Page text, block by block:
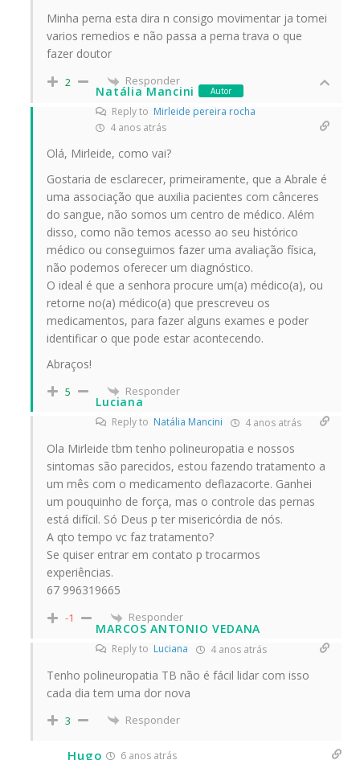
Minha perna esta dira n consigo movimentar ja tomei
varios remedios e não passa a perna trava o que
fazer doutor
2 Responder
Natália Mancini Autor
Reply toMirleide pereira rocha
4 anos atrás
Olá, Mirleide, como vai?
Gostaria de esclarecer, primeiramente, que a Abrale é
uma associação que auxilia pacientes com cânceres
do sangue, não somos um centro de médico. Além
disso, como não temos acesso ao seu histórico
médico ou conseguimos fazer uma avaliação física,
não podemos oferecer um diagnóstico.
O ideal é que a senhora procure um(a) médico(a), ou
retorne no(a) médico(a) que prescreveu os
medicamentos, para fazer alguns exames e poder
identificar o que pode estar acontecendo.
Abraços!
5 Responder
Luciana
Reply to Natália Mancini 4 anos atrás
Ola Mirleide tbm tenho polineuropatia e nossos
sintomas são parecidos, estou fazendo tratamento a
um mês com o medicamento deflazacorte. Ganhei
um pouquinho de força, mas o controle das pernas
está difícil. Só Deus p ter misericórdia de nós.
A qto tempo vc faz tratamento?
Se quiser entrar em contato p trocarmos
experiências.
67 996319665
-1 Responder
MARCOS ANTONIO VEDANA
Reply to Luciana 4 anos atrás
Tenho polineuropatia TB não é fácil lidar com isso
cada dia tem uma dor nova
3 Responder
Hugo 6 anos atrás